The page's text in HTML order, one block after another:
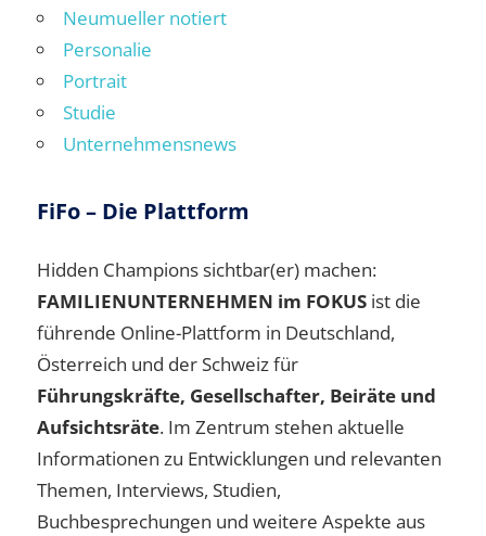
Neumueller notiert
Personalie
Portrait
Studie
Unternehmensnews
FiFo – Die Plattform
Hidden Champions sichtbar(er) machen:
FAMILIENUNTERNEHMEN im FOKUS ist die
führende Online-Plattform in Deutschland,
Österreich und der Schweiz für
Führungskräfte, Gesellschafter, Beiräte und
Aufsichtsräte. Im Zentrum stehen aktuelle
Informationen zu Entwicklungen und relevanten
Themen, Interviews, Studien,
Buchbesprechungen und weitere Aspekte aus